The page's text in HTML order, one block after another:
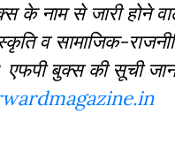
के नाम से जारी होने
व सामाजिक-
बुक्‍स की सूची